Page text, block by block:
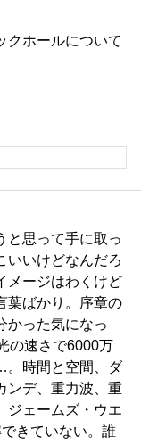
クホールについて
と思って手に取っ
いいけどなんだろ
メージはわくけど
葉ばかり。序章の
かった気になっ
の速さで6000万
。時間と空間、ダ
ンデ、重力波、重
ジェームズ・ウエ
きていない。誰